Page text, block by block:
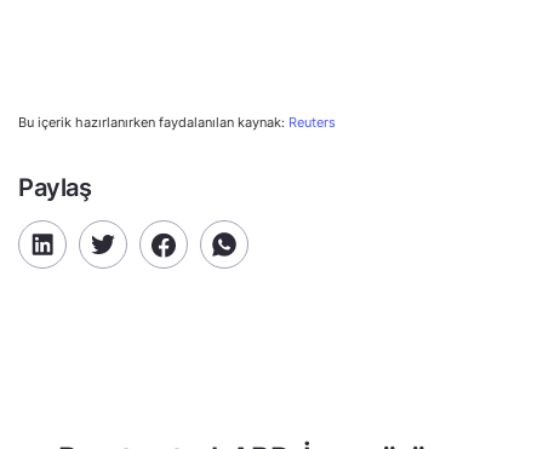
Bu içerik hazırlanırken faydalanılan kaynak: Reuters
Paylaş